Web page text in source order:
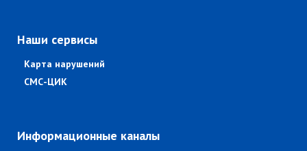
Наши сервисы
Карта нарушений
СМС-ЦИК
Информационные каналы